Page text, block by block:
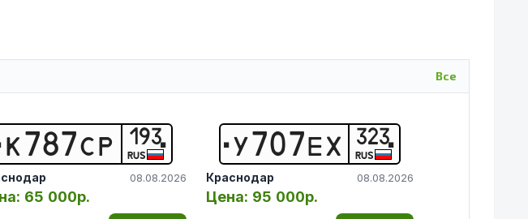
Все
К 787СР 193
RUS
08.08.2026
65 000р.
У707ЕХ 323
RUS
Краснодар 08.08.2026
Цена: 95 000р.